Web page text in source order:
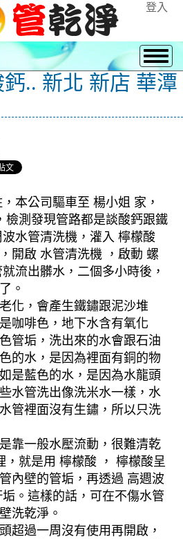
登入
.. 新北 新店 華潭
本公司驅車至 楊小姐 家，
檢測發現管路都是談酸鈣跟鐵
水管清洗機，灌入 檸檬酸
開啟 水管清洗機 ，啟動 螺
流出髒水，二個多小時後，
。
化，會產生鐵鏽跟泥沙堆
咖啡色，地下水含有氧化
管垢，洗出來的水會跟石油
的水，是因為裡面有銅的物
是藍色的水，是因為水龍頭
水管洗出像洗米水一樣，水
管裡面沒有生鏽，所以只洗
靠一般水壓流動，很難清乾
，就是用 檸檬酸 ， 檸檬酸呈
內壁的管垢，再透過 高週波
。這樣的話，可在不傷水管
洗乾淨。
超過一周沒有使用再開啟，